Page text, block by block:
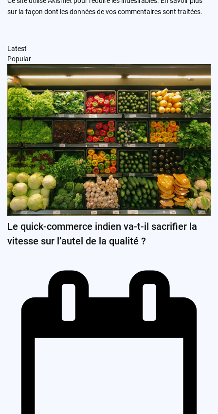
sur la façon dont les données de vos commentaires sont traitées.
Latest
Popular
Le quick-commerce indien va-t-il sacrifier la
vitesse sur l’autel de la qualité ?